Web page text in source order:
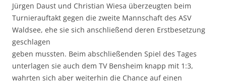
Jürgen Daust und Christian Wiesa überzeugten beim
Turnierauftakt gegen die zweite Mannschaft des ASV
Waldsee, ehe sie sich anschließend deren Erstbesetzung
geschlagen
geben mussten. Beim abschließenden Spiel des Tages
unterlagen sie auch dem TV Bensheim knapp mit 1:3,
wahrten sich aber weiterhin die Chance auf einen